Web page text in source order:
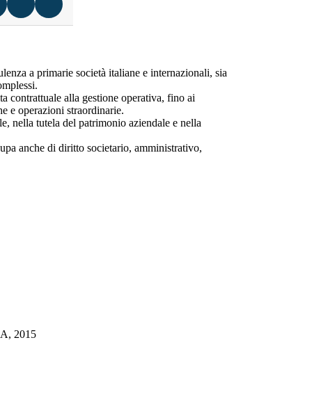
a primarie società italiane e internazionali, sia
contrattuale alla gestione operativa, fino ai
e operazioni straordinarie.
nella tutela del patrimonio aziendale e nella
anche di diritto societario, amministrativo,
2015